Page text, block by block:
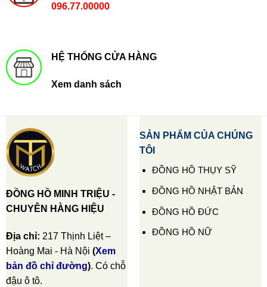
096.77.00000
HỆ THỐNG CỬA HÀNG
Xem danh sách
ĐỒNG HỒ MINH TRIỆU -
CHUYÊN HÀNG HIỆU
Địa chỉ: 217 Thịnh Liệt –
Hoàng Mai - Hà Nội (Xem
bản đồ chỉ đường). Có chỗ
đậu ô tô.
SẢN PHẨM CỦA CHÚNG
TÔI
ĐỒNG HỒ THỤY SỸ
ĐỒNG HỒ NHẬT BẢN
ĐỒNG HỒ ĐỨC
ĐỒNG HỒ NỮ